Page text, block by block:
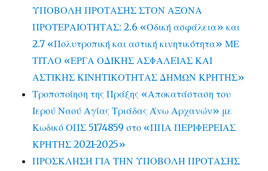
ΥΠΟΒΟΛΗ ΠΡΟΤΑΣΗΣ ΣΤΟΝ ΑΞΟΝΑ
ΠΡΟΤΕΡΑΙΟΤΗΤΑΣ: 2.6 «Οδική ασφάλεια» και
2.7 «Πολυτροπική και αστική κινητικότητα» ΜΕ
ΤΙΤΛΟ «ΕΡΓΑ ΟΔΙΚΗΣ ΑΣΦΑΛΕΙΑΣ ΚΑΙ
ΑΣΤΙΚΗΣ ΚΙΝΗΤΙΚΟΤΗΤΑΣ ΔΗΜΩΝ ΚΡΗΤΗΣ»
Τροποποίηση της Πράξης «Αποκατάσταση του
Ιερού Ναού Αγίας Τριάδας Άνω Αρχανών» με
Κωδικό ΟΠΣ 5174859 στο «ΠΠΑ ΠΕΡΙΦΕΡΕΙΑΣ
ΚΡΗΤΗΣ 2021-2025»
ΠΡΟΣΚΛΗΣΗ ΓΙΑ ΤΗΝ ΥΠΟΒΟΛΗ ΠΡΟΤΑΣΗΣ